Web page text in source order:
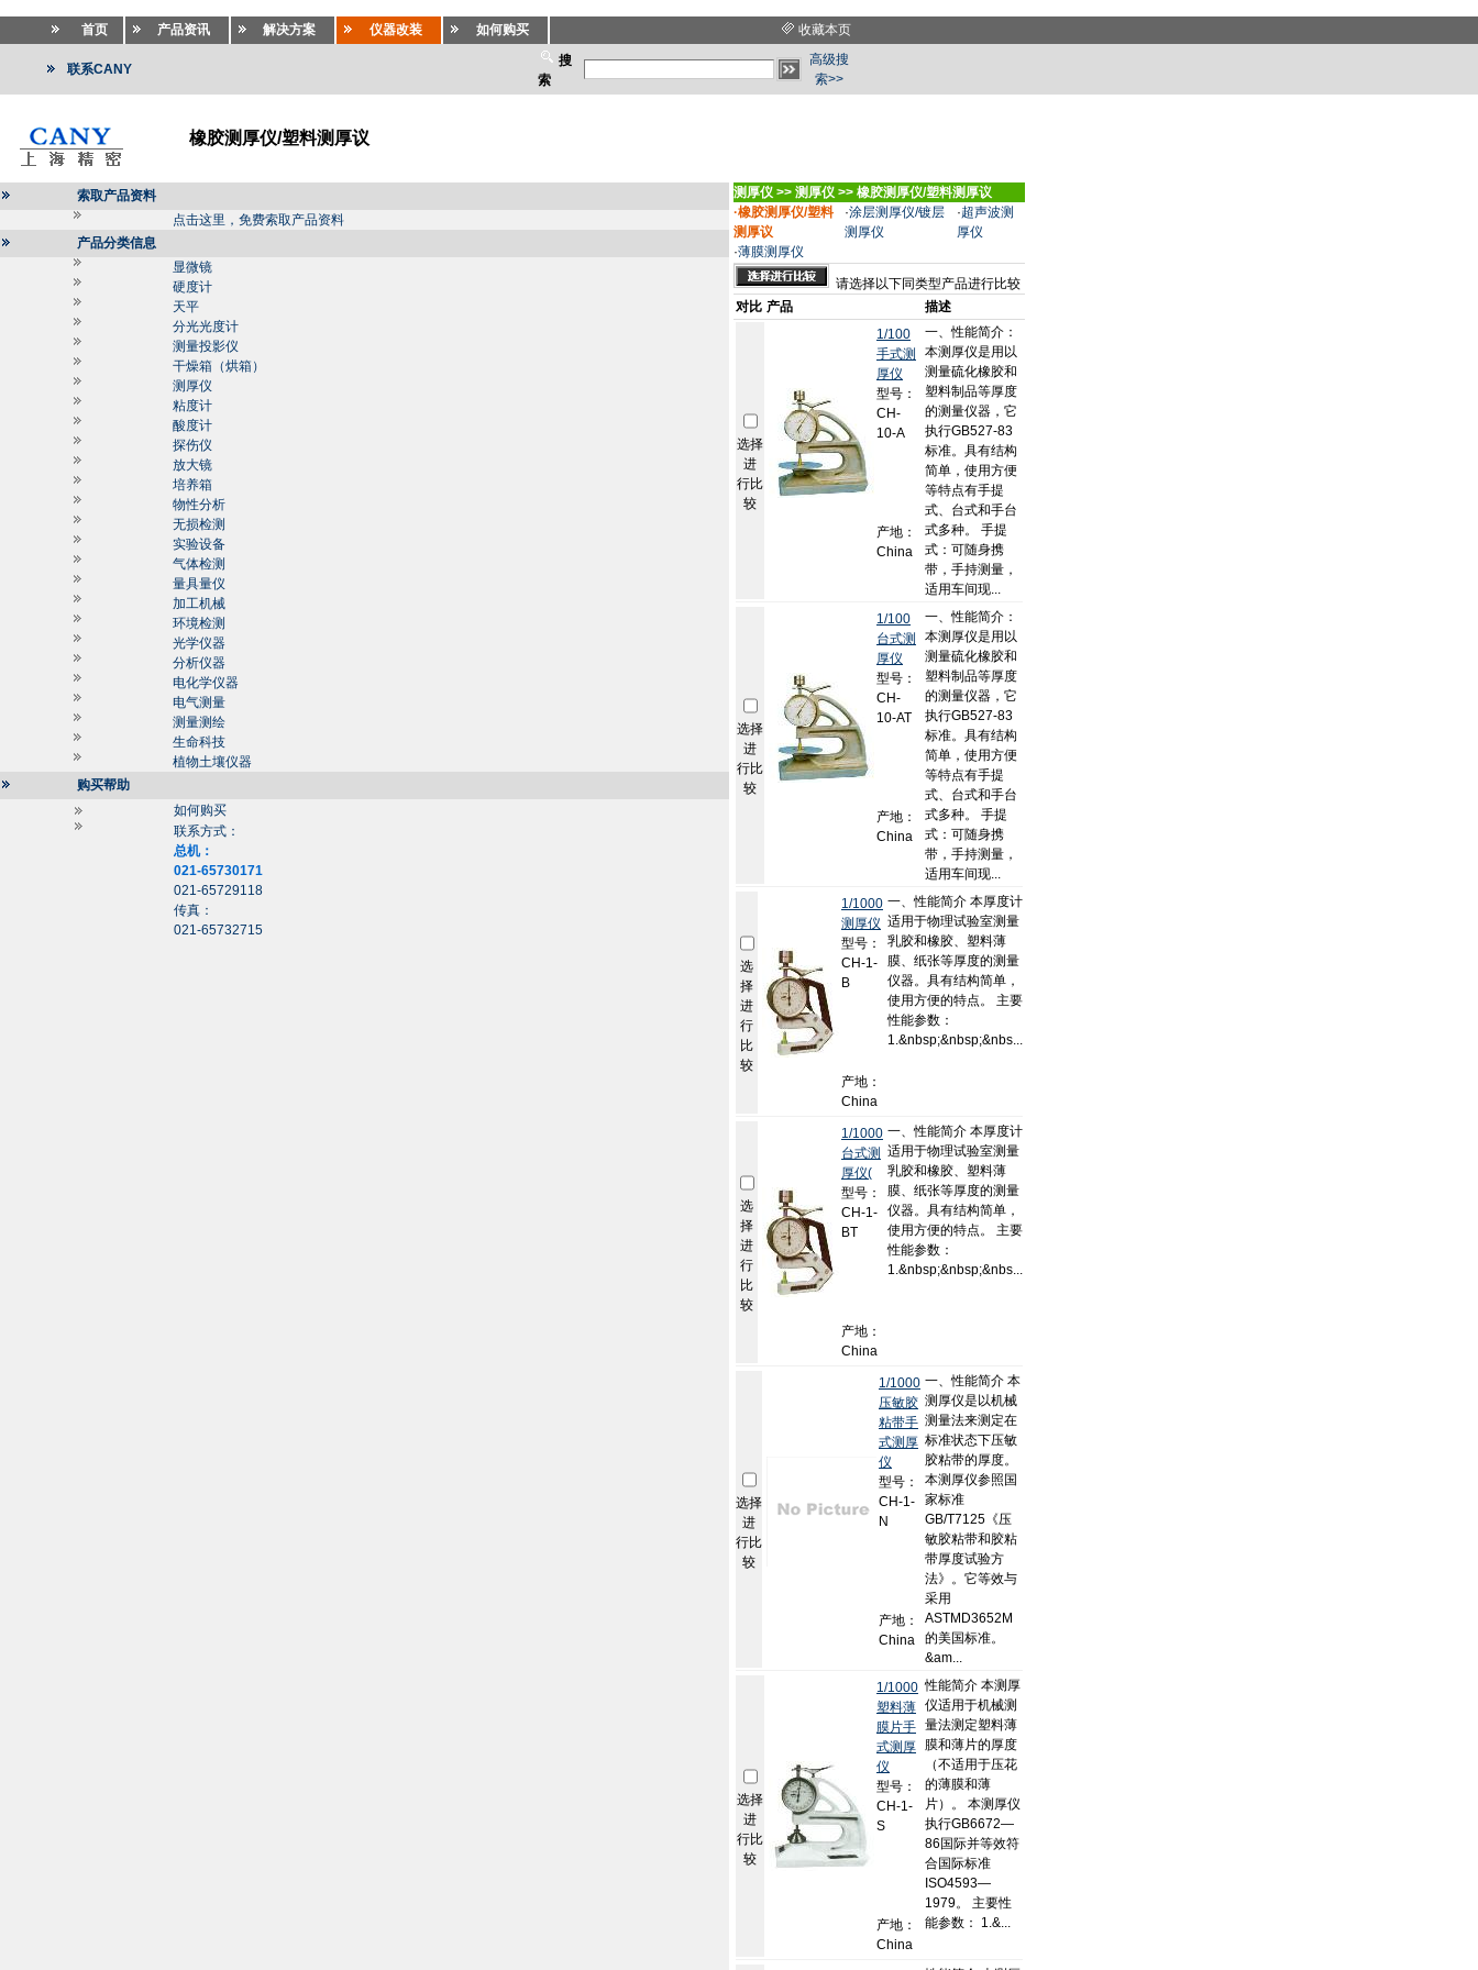
首页 产品资讯 解决方案 仪器改装 如何购买 收藏本页
联系CANY
搜
索
高级搜
索>>
橡胶测厚仪/塑料测厚议
索取产品资料
点击这里，免费索取产品资料
产品分类信息
显微镜
硬度计
天平
分光光度计
测量投影仪
干燥箱（烘箱）
测厚仪
粘度计
酸度计
探伤仪
放大镜
培养箱
物性分析
无损检测
实验设备
气体检测
量具量仪
加工机械
环境检测
光学仪器
分析仪器
电化学仪器
电气测量
测量测绘
生命科技
植物土壤仪器
购买帮助
如何购买
联系方式：
总机：
021-65730171
021-65729118
传真：
021-65732715
测厚仪 >> 测厚仪 >> 橡胶测厚仪/塑料测厚议
·橡胶测厚仪/塑料
测厚议
·涂层测厚仪/镀层
测厚仪
·超声波测
厚仪
·薄膜测厚仪
请选择以下同类型产品进行比较
对比 产品 描述
选择
进
行比
较
1/100
手式测
厚仪
型号：
CH-
10-A
产地：
China
一、性能简介：
本测厚仪是用以
测量硫化橡胶和
塑料制品等厚度
的测量仪器，它
执行GB527-83
标准。具有结构
简单，使用方便
等特点有手提
式、台式和手台
式多种。 手提
式：可随身携
带，手持测量，
适用车间现...
选择
进
行比
较
1/100
台式测
厚仪
型号：
CH-
10-AT
产地：
China
一、性能简介：
本测厚仪是用以
测量硫化橡胶和
塑料制品等厚度
的测量仪器，它
执行GB527-83
标准。具有结构
简单，使用方便
等特点有手提
式、台式和手台
式多种。 手提
式：可随身携
带，手持测量，
适用车间现...
选
择
进
行
比
较
1/1000
测厚仪
型号：
CH-1-
B
产地：
China
一、性能简介 本厚度计
适用于物理试验室测量
乳胶和橡胶、塑料薄
膜、纸张等厚度的测量
仪器。具有结构简单，
使用方便的特点。 主要
性能参数：
1.&nbsp;&nbsp;&nbs...
选
择
进
行
比
较
1/1000
台式测
厚仪(
型号：
CH-1-
BT
产地：
China
一、性能简介 本厚度计
适用于物理试验室测量
乳胶和橡胶、塑料薄
膜、纸张等厚度的测量
仪器。具有结构简单，
使用方便的特点。 主要
性能参数：
1.&nbsp;&nbsp;&nbs...
选择
进
行比
较
1/1000
压敏胶
粘带手
式测厚
仪
型号：
CH-1-
N
产地：
China
一、性能简介 本
测厚仪是以机械
测量法来测定在
标准状态下压敏
胶粘带的厚度。
本测厚仪参照国
家标准
GB/T7125《压
敏胶粘带和胶粘
带厚度试验方
法》。它等效与
采用
ASTMD3652M
的美国标准。
&am...
选择
进
行比
较
1/1000
塑料薄
膜片手
式测厚
仪
型号：
CH-1-
S
产地：
China
性能简介 本测厚
仪适用于机械测
量法测定塑料薄
膜和薄片的厚度
（不适用于压花
的薄膜和薄
片）。 本测厚仪
执行GB6672—
86国际并等效符
合国际标准
ISO4593—
1979。 主要性
能参数： 1.&...